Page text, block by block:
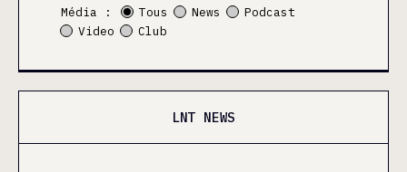
Média : Tous News
Podcast
Video
Club
LNT NEWS